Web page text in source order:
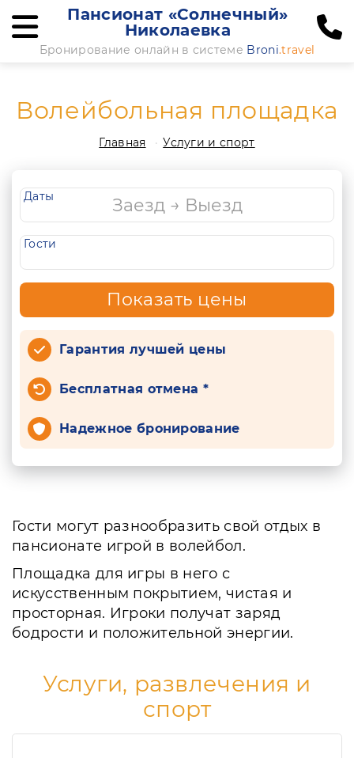
Пансионат «Солнечный»
Николаевка
Бронирование онлайн в системе Broni.travel
Волейбольная площадка
Главная Услуги и спорт
Даты
Гости
Показать цены
Гарантия лучшей цены
Бесплатная отмена *
Надежное бронирование
Гости могут разнообразить свой отдых в
пансионате игрой в волейбол.
Площадка для игры в него с
искусственным покрытием, чистая и
просторная. Игроки получат заряд
бодрости и положительной энергии.
Услуги, развлечения и
спорт